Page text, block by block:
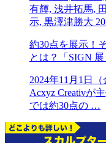
有輝, 浅井拓馬,
示, 黒澤津勝大
約30点を展示！
とは？「SIGN
2024年11月1日
Acxyz Creativが
では約30点の …